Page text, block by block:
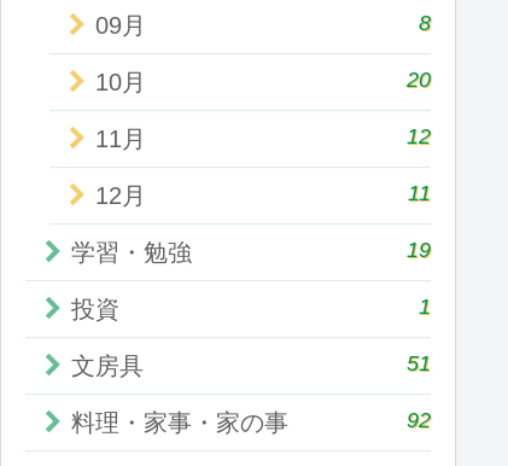
09月 8
10月 20
11月 12
12月 11
学習・勉強 19
投資 1
文房具 51
料理・家事・家の事 92